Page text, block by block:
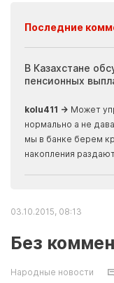
Последние
В Казахстане
пенсионных
kolu411 → Может
нормально а не
мы в банке берем
накопления
03.10.2015, 08:13
Без
Народные новости